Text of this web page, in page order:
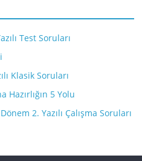
Test Soruları
Klasik Soruları
Hazırlığın 5 Yolu
2. Yazılı Çalışma Soruları